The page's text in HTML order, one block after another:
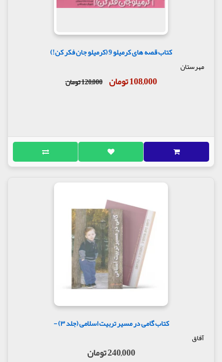
کتاب قصه های کرمیلو 9 (کرمیلو جان فکر کن!)
مهرستان
108,000 تومان 120,000 تومان
کتاب گامی در مسیر تربیت اسلامی (جلد ۳) -
آفاق
240,000 تومان